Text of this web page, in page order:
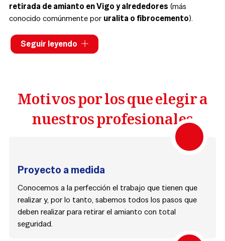
retirada de amianto en Vigo y alrededores (más
conocido comúnmente poruralita o fibrocemento).
Contamos con muchos años de experiencia en el sector, por
lo que podemos asesorar, aconsejar y resolver todas las
Seguir leyendo
Motivos por los que elegir a
nuestros profesionales
Proyecto a medida
Conocemos a la perfección el trabajo que tienen que
realizar y, por lo tanto, sabemos todos los pasos que
deben realizar para retirar el amianto con total
seguridad.